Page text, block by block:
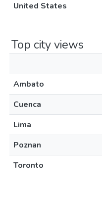
United States
Top city views
Ambato
Cuenca
Lima
Poznan
Toronto